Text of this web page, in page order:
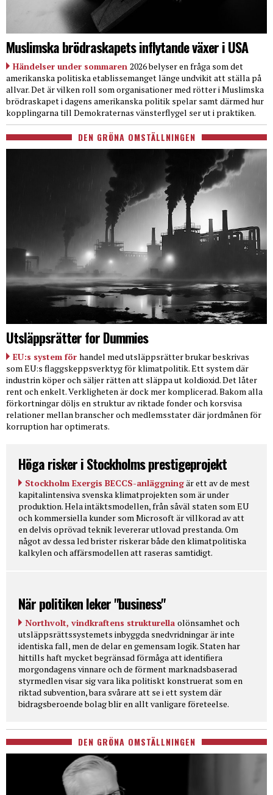
Muslimska brödraskapets inflytande växer i USA
Händelser under sommaren 2026 belyser en fråga som det
amerikanska politiska etablissemanget länge undvikit att ställa på
allvar. Det är vilken roll som organisationer med rötter i Muslimska
brödraskapet i dagens amerikanska politik spelar samt därmed hur
kopplingarna till Demokraternas vänsterflygel ser ut i praktiken.
DEN GRÖNA OMSTÄLLNINGEN
Utsläppsrätter for Dummies
EU:s system för handel med utsläppsrätter brukar beskrivas
som EU:s flaggskeppsverktyg för klimatpolitik. Ett system där
industrin köper och säljer rätten att släppa ut koldioxid. Det låter
rent och enkelt. Verkligheten är dock mer komplicerad. Bakom alla
förkortningar döljs en struktur av riktade fonder och korsvisa
relationer mellan branscher och medlemsstater där jordmånen för
korruption har optimerats.
Höga risker i Stockholms prestigeprojekt
Stockholm Exergis BECCS-anläggningär ett av de mest
kapitalintensiva svenska klimatprojekten som är under
produktion. Hela intäktsmodellen, från såväl staten som EU
och kommersiella kunder som Microsoft är villkorad av att
en delvis oprövad teknik levererar utlovad prestanda. Om
något av dessa led brister riskerar både den klimatpolitiska
kalkylen och affärsmodellen att raseras samtidigt.
När politiken leker "business"
Northvolt, vindkraftens strukturella olönsamhet och
utsläppsrättssystemets inbyggda snedvridningar är inte
identiska fall, men de delar en gemensam logik. Staten har
hittills haft mycket begränsad förmåga att identifiera
morgondagens vinnare och de förment marknadsbaserad
styrmedlen visar sig vara lika politiskt konstruerat som en
riktad subvention, bara svårare att se i ett system där
bidragsberoende bolag blir en allt vanligare företeelse.
DEN GRÖNA OMSTÄLLNINGEN